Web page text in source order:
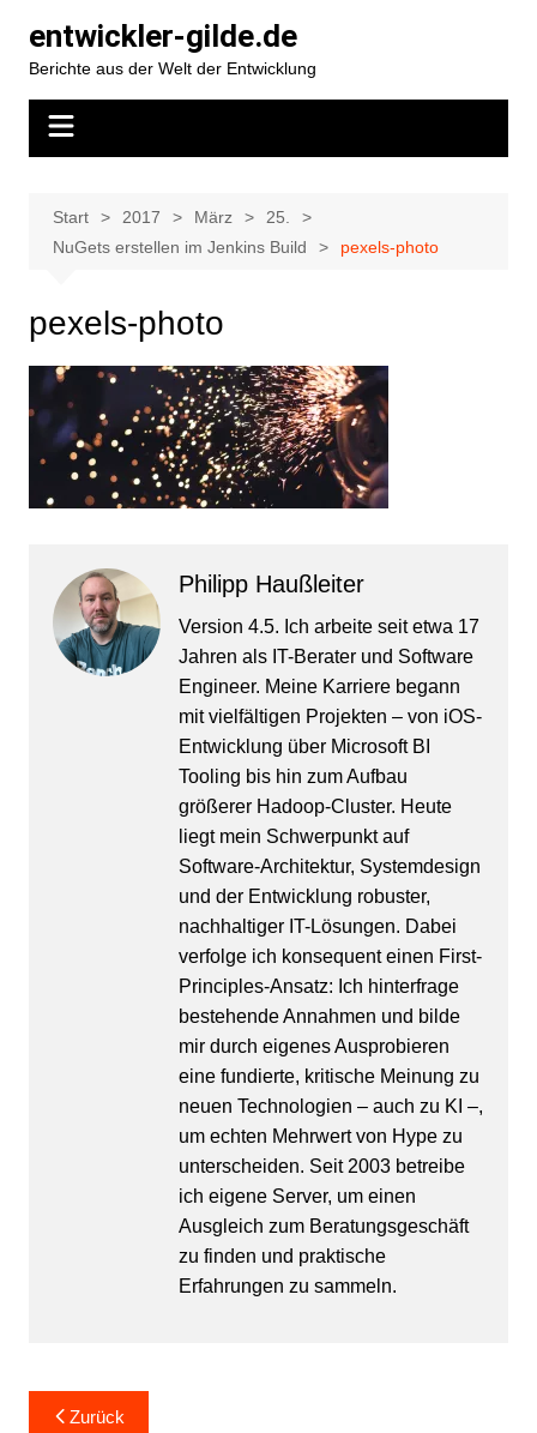
Inhalt
springen
entwickler-gilde.de
Berichte aus der Welt der Entwicklung
Start 2017 März
25.
NuGets erstellen im Jenkins Build
pexels-photo
pexels-photo
Philipp Haußleiter
Version 4.5. Ich arbeite seit etwa 17
Jahren als IT-Berater und Software
Engineer. Meine Karriere begann
mit vielfältigen Projekten – von iOS-
Entwicklung über Microsoft BI
Tooling bis hin zum Aufbau
größerer Hadoop-Cluster. Heute
liegt mein Schwerpunkt auf
Software-Architektur, Systemdesign
und der Entwicklung robuster,
nachhaltiger IT-Lösungen. Dabei
verfolge ich konsequent einen First-
Principles-Ansatz: Ich hinterfrage
bestehende Annahmen und bilde
mir durch eigenes Ausprobieren
eine fundierte, kritische Meinung zu
neuen Technologien – auch zu KI –,
um echten Mehrwert von Hype zu
unterscheiden. Seit 2003 betreibe
ich eigene Server, um einen
Ausgleich zum Beratungsgeschäft
zu finden und praktische
Erfahrungen zu sammeln.
Beitragsnavigation
Zurück